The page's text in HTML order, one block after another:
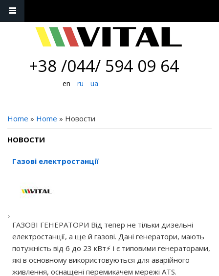
+38 /044/ 594 09 64
en ru ua
YOU ARE HERE
Home » Home » Новости
НОВОСТИ
Газові електростанції
ГАЗОВІ ГЕНЕРАТОРИ Від тепер не тільки дизельні
електростанції, а ще й газові. Дані генератори, мають
потужність від 6 до 23 кВт⚡️ і є типовими генераторами,
які в основному використовуються для аварійного
живлення, оснащені перемикачем мережі ATS.